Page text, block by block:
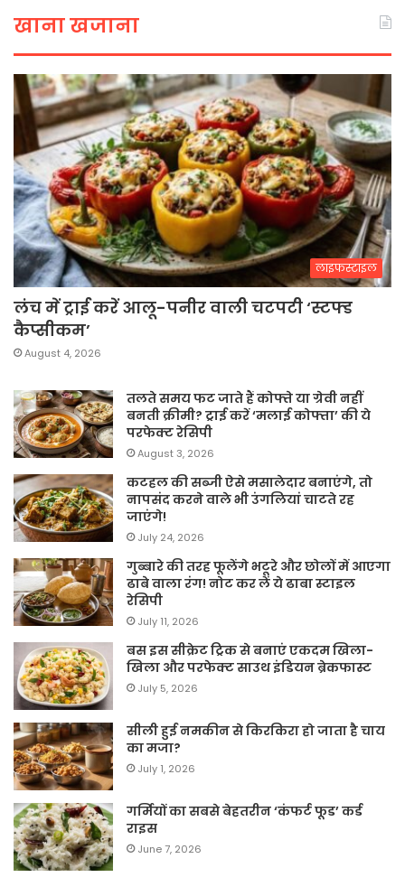
खाना खजाना
लाइफस्टाइल
लंच में ट्राई करें आलू-पनीर वाली चटपटी ‘स्टफ्ड
कैप्सीकम’
August 4, 2026
तलते समय फट जाते हैं कोफ्ते या ग्रेवी नहीं
बनती क्रीमी? ट्राई करें ‘मलाई कोफ्ता’ की ये
परफेक्ट रेसिपी
August 3, 2026
कटहल की सब्जी ऐसे मसालेदार बनाएंगे, तो
नापसंद करने वाले भी उंगलियां चाटते रह
जाएंगे!
July 24, 2026
गुब्बारे की तरह फूलेंगे भटूरे और छोलों में आएगा
ढाबे वाला रंग! नोट कर लें ये ढाबा स्टाइल
रेसिपी
July 11, 2026
बस इस सीक्रेट ट्रिक से बनाएं एकदम खिला-
खिला और परफेक्ट साउथ इंडियन ब्रेकफास्ट
July 5, 2026
सीली हुई नमकीन से किरकिरा हो जाता है चाय
का मजा?
July 1, 2026
गर्मियों का सबसे बेहतरीन ‘कंफर्ट फूड’ कर्ड
राइस
June 7, 2026